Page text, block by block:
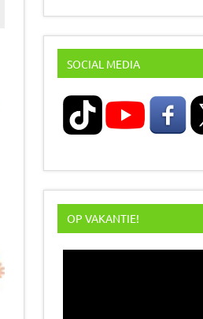
SOCIAL MEDIA
OP VAKANTIE!